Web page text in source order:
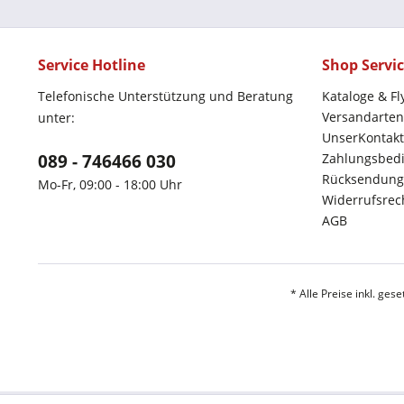
Service Hotline
Telefonische Unterstützung und Beratung
unter:
089 - 746466 030
Mo-Fr, 09:00 - 18:00 Uhr
Shop
Kataloge &
Versandarten
UnserKontakt
AGB
* Alle Preise inkl.